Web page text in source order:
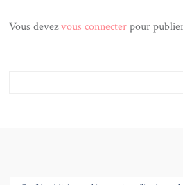
Vous devezvous connecterpour